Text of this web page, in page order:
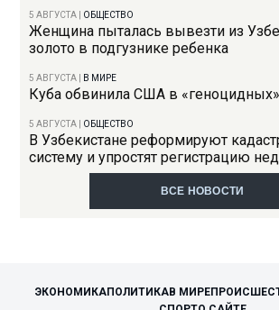
5 АВГУСТА ОБЩЕСТВО
Женщина пыталась вывезти из
золото в подгузнике ребенка
5 АВГУСТА В МИРЕ
Куба обвинила США в
5 АВГУСТА ОБЩЕСТВО
В Узбекистане реформируют
систему и упростят регистрацию
ВСЕ НОВОСТИ
ЭКОНОМИКАПОЛИТИКАВ МИРЕ